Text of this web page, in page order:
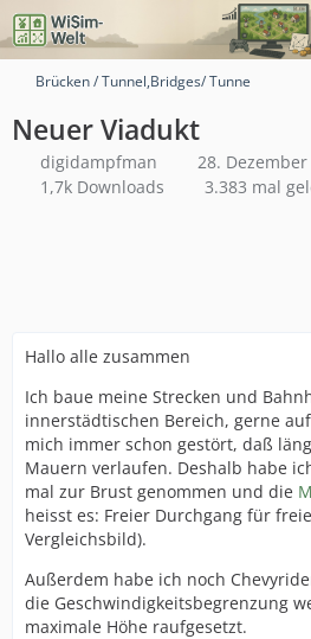
Brücken / Tunnel,Bridges/ Tunne
Neuer Viadukt
digidampfman
28.
1,7k Downloads
3.383 mal
Hallo alle zusammen
Ich baue meine Strecken und
innerstädtischen Bereich, gerne
mich immer schon gestört, daß
Mauern verlaufen. Deshalb habe
mal zur Brust genommen und die
heisst es: Freier Durchgang für
Vergleichsbild).
Außerdem habe ich noch
die Geschwindigkeitsbegrenzung
maximale Höhe raufgesetzt.